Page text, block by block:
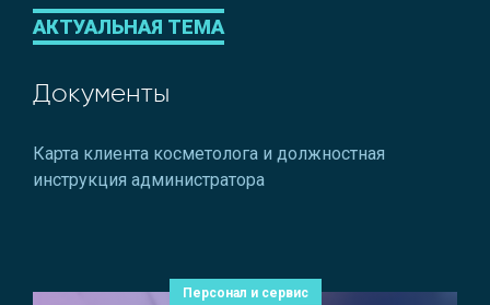
АКТУАЛЬНАЯ ТЕМА
Документы
Карта клиента косметолога и должностная
инструкция администратора
Персонал и сервис